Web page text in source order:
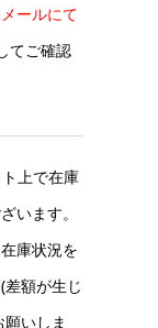
ールにて
てご確認
上で在庫
います。
庫状況を
額が生じ
いしま